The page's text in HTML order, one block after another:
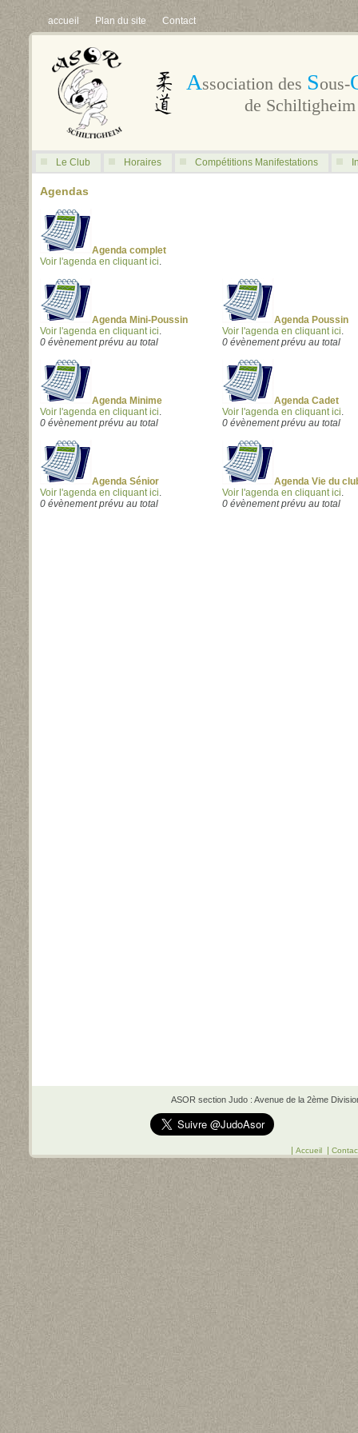
accueil Plan du site Contact
Association des Sous-
de
Le Club Horaires Compétitions Manifestations
Agendas
Agenda complet
Voir l'agenda en cliquant ici.
Agenda Mini-Poussin
Agenda Poussin
Voir l'agenda en cliquant ici.
0 évènement prévu au total
Voir l'agenda en cliquant ici.
0 évènement prévu au total
Agenda Minime
Agenda Cadet
Voir l'agenda en cliquant ici.
0 évènement prévu au total
Voir l'agenda en cliquant ici.
0 évènement prévu au total
Agenda Sénior
Agenda Vie du
Voir l'agenda en cliquant ici.
0 évènement prévu au total
Voir l'agenda en cliquant ici.
0 évènement prévu au total
ASOR section Judo : Avenue de la 2ème
| Accueil |